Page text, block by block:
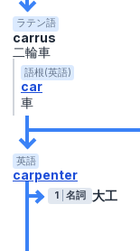
ラテン語
carrus
二輪車
語根(英語)
car
車
英語
carpenter
1 名詞 大工